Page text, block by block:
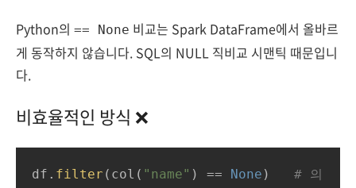
Python의 == None 비교는 Spark DataFrame에서 올바르
게 동작하지 않습니다. SQL의 NULL 직비교 시맨틱 때문입니
다.
비효율적인 방식 ❌
df. filter (col( "name" ) == None ) # 의